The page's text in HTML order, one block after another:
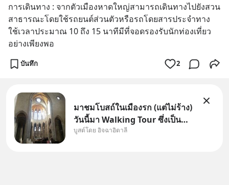
การเดินทาง : จากตัวเมืองหาดใหญ่สามารถเดินทางไปยังสวน
สาธารณะโดยใช้รถยนต์ส่วนตัวหรือรถโดยสารประจำทาง
ใช้เวลาประมาณ 10 ถึง 15 นาทีมีที่จอดรองรับนักท่องเที่ยว
อย่างเพียงพอ
บันทึก 2
มาชมโบสถ์ในเมืองรก (แต่ไม่ร้าง)
วันนี้มา Walking Tour ซึ่งเป็น
กิจกรรมสุดแสนจะโปรดปรานของ
บูสต์โดย อิจฉาอิตาลี